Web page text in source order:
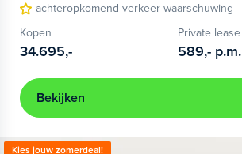
achteropkomend verkeer waarschuwing
Kopen
34.695,-
Private lease
589,- p.m.
Bekijken
Kies jouw zomerdeal!